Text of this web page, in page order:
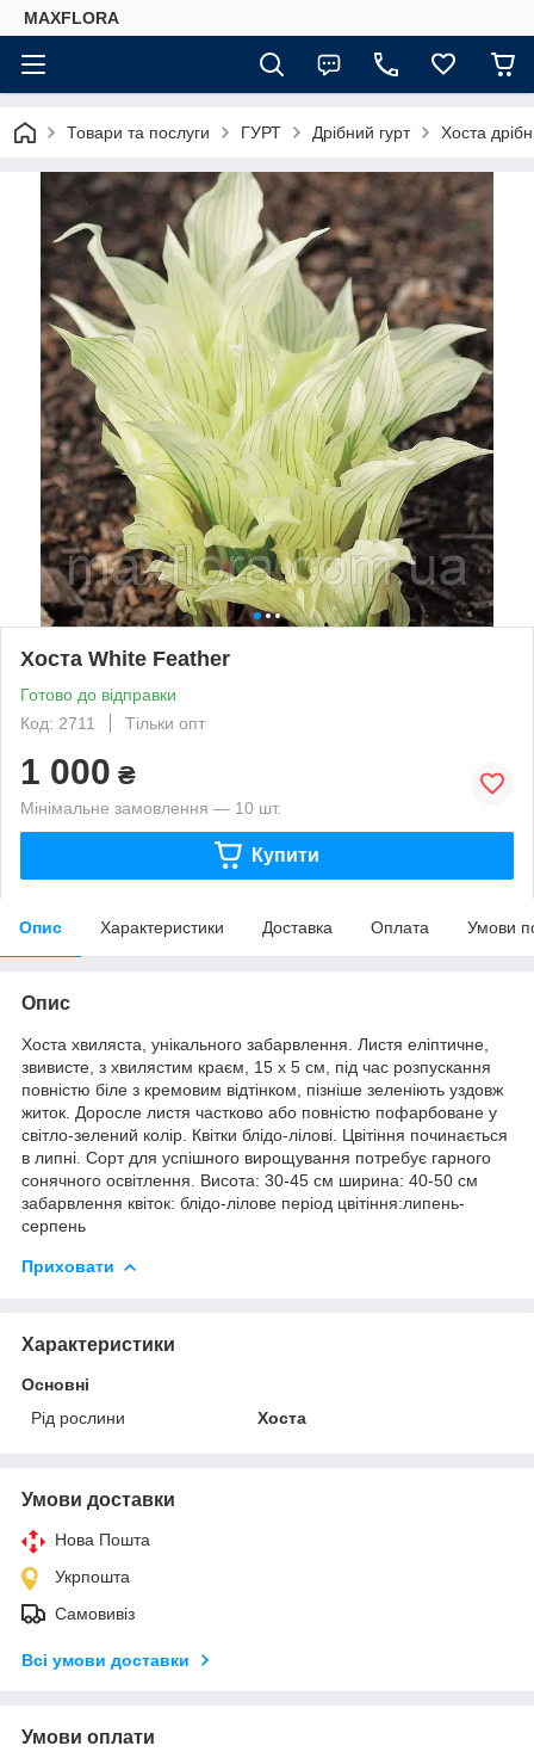
MAXFLORA
Товари та послуги ГУРТ Дрібний гурт Хоста
Хоста White Feather
Готово до відправки
Код: 2711
Тільки опт
1 000 ₴
Мінімальне замовлення — 10 шт.
Купити
Опис Характеристики Доставка Оплата Умови
Опис
Хоста хвиляста, унікального забарвлення. Листя еліптичне,
звивисте, з хвилястим краєм, 15 х 5 см, під час розпускання
повністю біле з кремовим відтінком, пізніше зеленіють уздовж
житок. Доросле листя частково або повністю пофарбоване у
світло-зелений колір. Квітки блідо-лілові. Цвітіння починається
в липні. Сорт для успішного вирощування потребує гарного
сонячного освітлення. Висота: 30-45 см ширина: 40-50 см
забарвлення квіток: блідо-лілове період цвітіння:липень-
серпень
Приховати
Характеристики
Основні
Рід рослини
Хоста
Умови доставки
Нова Пошта
Укрпошта
Самовивіз
Всі умови доставки
Умови оплати